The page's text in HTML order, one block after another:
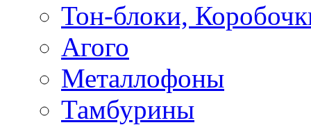
Тон-блоки,
Агого
Металлофоны
Тамбурины